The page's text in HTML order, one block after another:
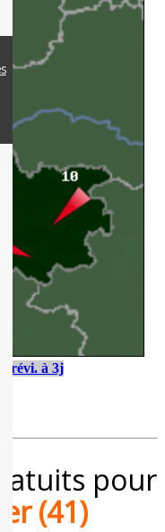
Prévi. à 3j
pour
(41)